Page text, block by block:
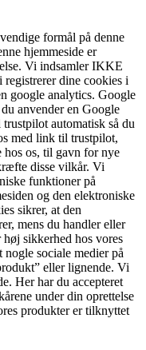
formål på denne
hjemmeside er
Vi indsamler IKKE
dine cookies i
google analytics. Google
anvender en Google
automatisk så du
med link til trustpilot,
hos os, til gavn for nye
disse vilkår. Vi
funktioner på
og den elektroniske
sikrer, at den
mens du handler eller
sikkerhed hos vores
sociale medier på
eller lignende. Vi
Her har du accepteret
under din oprettelse
produkter er tilknyttet